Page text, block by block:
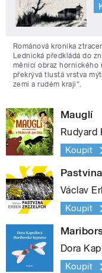
Románová kronika
Lednická předkládá do
měnící obraz hornického
překrývá tlustá vrstva
zemi a rudém kraji“.
Mauglí
Rudyard
Koupit
Václav
Koupit
Dora
Koupit